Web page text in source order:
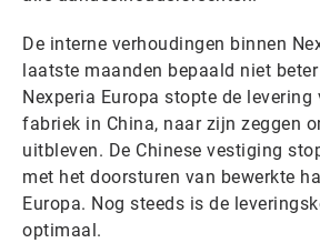
De interne verhoudingen binnen
laatste maanden bepaald niet
Nexperia Europa stopte de
fabriek in China, naar zijn zeggen
uitbleven. De Chinese vestiging
met het doorsturen van bewerkte
Europa. Nog steeds is de
optimaal.